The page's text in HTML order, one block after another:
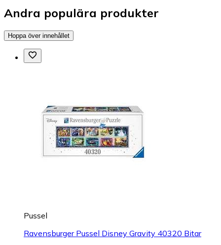
Andra populära produkter
Hoppa över innehållet
Pussel
Ravensburger Pussel Disney Gravity 40320 Bitar